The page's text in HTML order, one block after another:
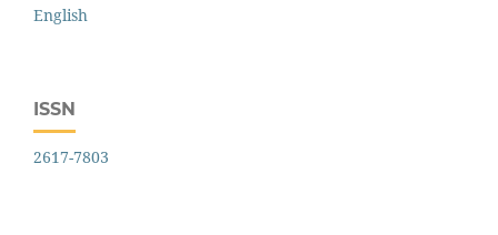
English
ISSN
2617-7803